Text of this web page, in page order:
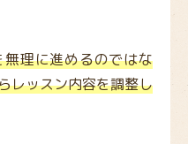
理に進めるのではな
レッスン内容を調整し